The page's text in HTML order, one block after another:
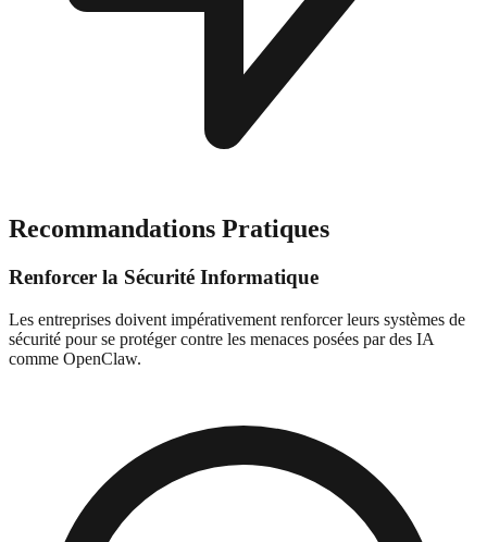
Recommandations Pratiques
Renforcer la Sécurité Informatique
Les entreprises doivent impérativement renforcer leurs systèmes de
sécurité pour se protéger contre les menaces posées par des IA
comme OpenClaw.